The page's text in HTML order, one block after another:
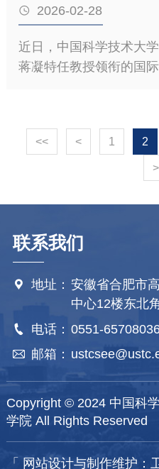
势拓展到具有现实意义
内外亟待解决的关键问
法依赖精密设计的复杂
含噪声中等规模量子（
真正落地。为克服上述
力矢量，为机器人“像人
供关键感知能力。成果
题发表在国际期刊《
上。触觉是实现灵巧操
能力。现有指尖触觉方
传感器为核心、结合几
（
实现实时接触信息感知
 2026-02-28
近日，中国科学技术大
蒋凝特任教授领衔的国
在光学、X射线和射电
中心的中等质量黑洞潮
中“缺失”的中等质量黑
讯》（
然·通讯》编辑亮点（
宙中已知的黑洞质量分
百倍太阳质量以下的恒
至百亿倍太阳质量的超
介于两者之间的中等质
少，而是受限于当前的
近年来，随着时域天文
件（TDE）成为探测中
段。TDE是指当一颗恒
<< < 1 2
联系我们
 地址： 安徽省合肥市
中心12楼东北角
 电话： 0551-
 邮箱：
Copyright © 2024 中国科
学院 All Rights
「 网站设计与制作维护：